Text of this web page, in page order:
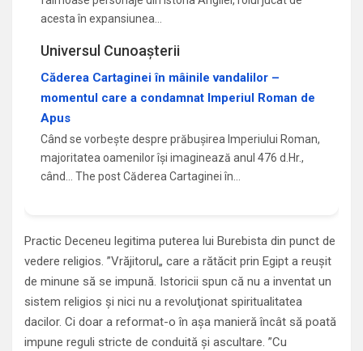
acesta în expansiunea…
Universul Cunoașterii
Căderea Cartaginei în mâinile vandalilor –
momentul care a condamnat Imperiul Roman de
Apus
Când se vorbește despre prăbușirea Imperiului Roman,
majoritatea oamenilor își imaginează anul 476 d.Hr.,
când... The post Căderea Cartaginei în…
Practic Deceneu legitima puterea lui Burebista din punct de
vedere religios. ”Vrăjitorul„ care a rătăcit prin Egipt a reuşit
de minune să se impună. Istoricii spun că nu a inventat un
sistem religios şi nici nu a revoluţionat spiritualitatea
dacilor. Ci doar a reformat-o în aşa manieră încât să poată
impune reguli stricte de conduită şi ascultare. ”Cu